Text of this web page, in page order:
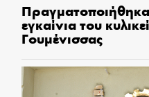
εγκαίνια του
Γουμένισσας